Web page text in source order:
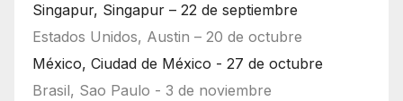
Singapur, Singapur – 22 de septiembre
Estados Unidos, Austin – 20 de octubre
México, Ciudad de México - 27 de octubre
Brasil, Sao Paulo - 3 de noviembre